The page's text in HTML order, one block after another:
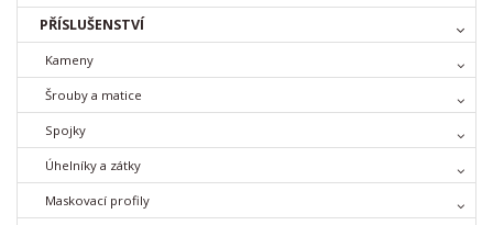
PŘÍSLUŠENSTVÍ
Kameny
Šrouby a matice
Spojky
Úhelníky a zátky
Maskovací profily